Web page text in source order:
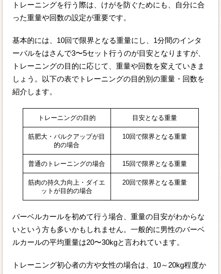
トレーニングを行う際は、けがを防ぐためにも、自分に合
った重量や回数の設定が重要です。
基本的には、10回で限界となる重量にし、1分間のインタ
ーバルをはさんで3〜5セット行うのが目安となりますが、
トレーニングの目的に応じて、重量や回数を変えていきま
しょう。以下の表でトレーニングの目的別の重量・回数を
紹介します。
トレーニングの目的 目安となる重量
筋肥大・バルクアップが目
的の場合
10回で限界となる重量
普通のトレーニングの場合 15回で限界となる重量
筋肉の持久力向上・ダイエ
ットが目的の場合
20回で限界となる重量
バーベルカールを初めて行う場合、重量の目安がわからな
いという方も多いかもしれません。一般的に男性のバーベ
ルカールの平均重量は20〜30kgと言われています。
トレーニング初心者の方や女性の場合は、10～20kg程度か